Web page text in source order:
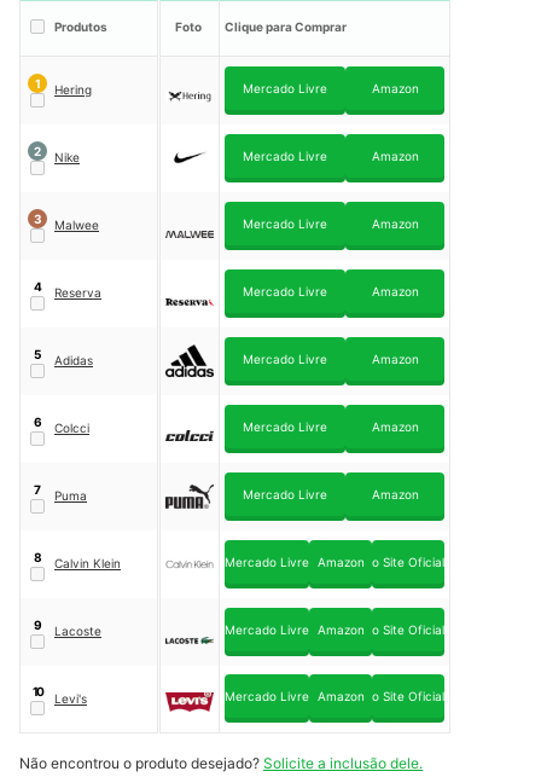
Produtos Foto Clique para Comprar
1 Hering Mercado Livre Amazon
2 Nike Mercado Livre Amazon
3 Malwee Mercado Livre Amazon
4 Reserva Mercado Livre Amazon
5 Adidas Mercado Livre Amazon
6 Colcci Mercado Livre Amazon
7 Puma Mercado Livre Amazon
8 Calvin Klein Mercado Livre Amazon o Site Oficial
9 Lacoste Mercado Livre Amazon o Site Oficial
10
Levi's Mercado Livre Amazon o Site Oficial
Não encontrou o produto desejado? Solicite a inclusão dele.